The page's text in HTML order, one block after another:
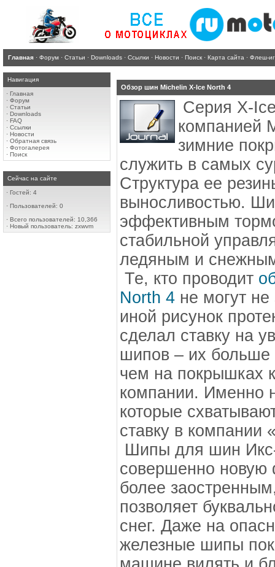
Главная · Форум · Статьи · Downloads · Ссылки · Новости · Поиск · Карта сайта · Флеш-
Навигация
· Главная
· Форум
· Статьи
· Downloads
· FAQ
· Ссылки
· Новости
· Обратная связь
· Фотогалерея
· Поиск
Сейчас на сайте
· Гостей: 4
· Пользователей: 0
· Всего пользователей: 10,366
· Новый пользователь: zxwvm
Обзор шин Michelin X-Ice North 4
Серия X-
компанией
зимние
служить в самых
Структура ее
выносливостью.
эффективным
стабильной
ледяным и
Те, кто проводит
North 4 не могут
иной рисунок
сделал ставку на
шипов – их больше
чем на покрышках
компании. Именно
которые
ставку в
Шипы для шин
совершенно новую
более
позволяет
снег. Даже на
железные шипы